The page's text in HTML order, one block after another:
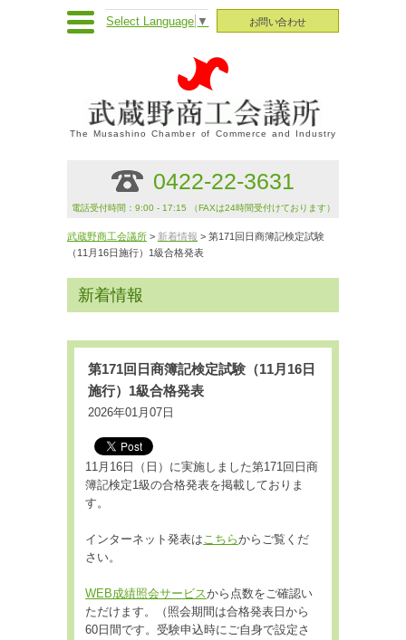
お問い合わせ
Select Language ▼
The Musashino Chamber of Commerce and Industry
0422-22-3631
電話受付時間：9:00 - 17:15 （FAXは24時間受付けております）
武蔵野商工会議所 > 新着情報 > 第171回日商簿記検定試験
（11月16日施行）1級合格発表
新着情報
第171回日商簿記検定試験（11月16日
施行）1級合格発表
2026年01月07日
11月16日（日）に実施しました第171回日商
簿記検定1級の合格発表を掲載しておりま
す。
インターネット発表はこちらからご覧くだ
さい。
WEB成績照会サービスから点数をご確認い
ただけます。（照会期間は合格発表日から
60日間です。受験申込時にご自身で設定さ